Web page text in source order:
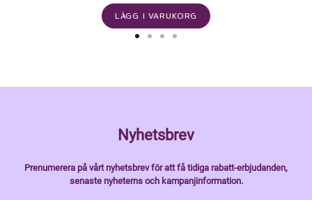
LÄGG I VARUKORG
Nyhetsbrev
Prenumerera på vårt nyhetsbrev för att få tidiga rabatt-erbjudanden,
senaste nyheterns och kampanjinformation.